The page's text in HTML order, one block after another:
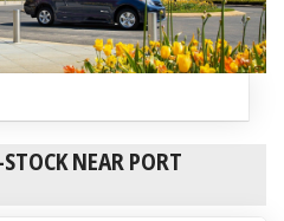
NEAR PORT